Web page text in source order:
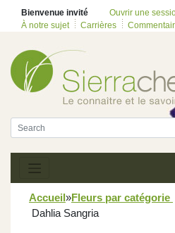
Bienvenue invité Ouvrir une
À notre sujet
Carrières
Accueil»Fleurs par catégorie
Dahlia Sangria